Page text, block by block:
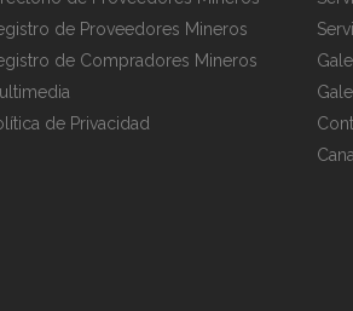
de Proveedores Mineros
de Compradores Mineros
de Privacidad